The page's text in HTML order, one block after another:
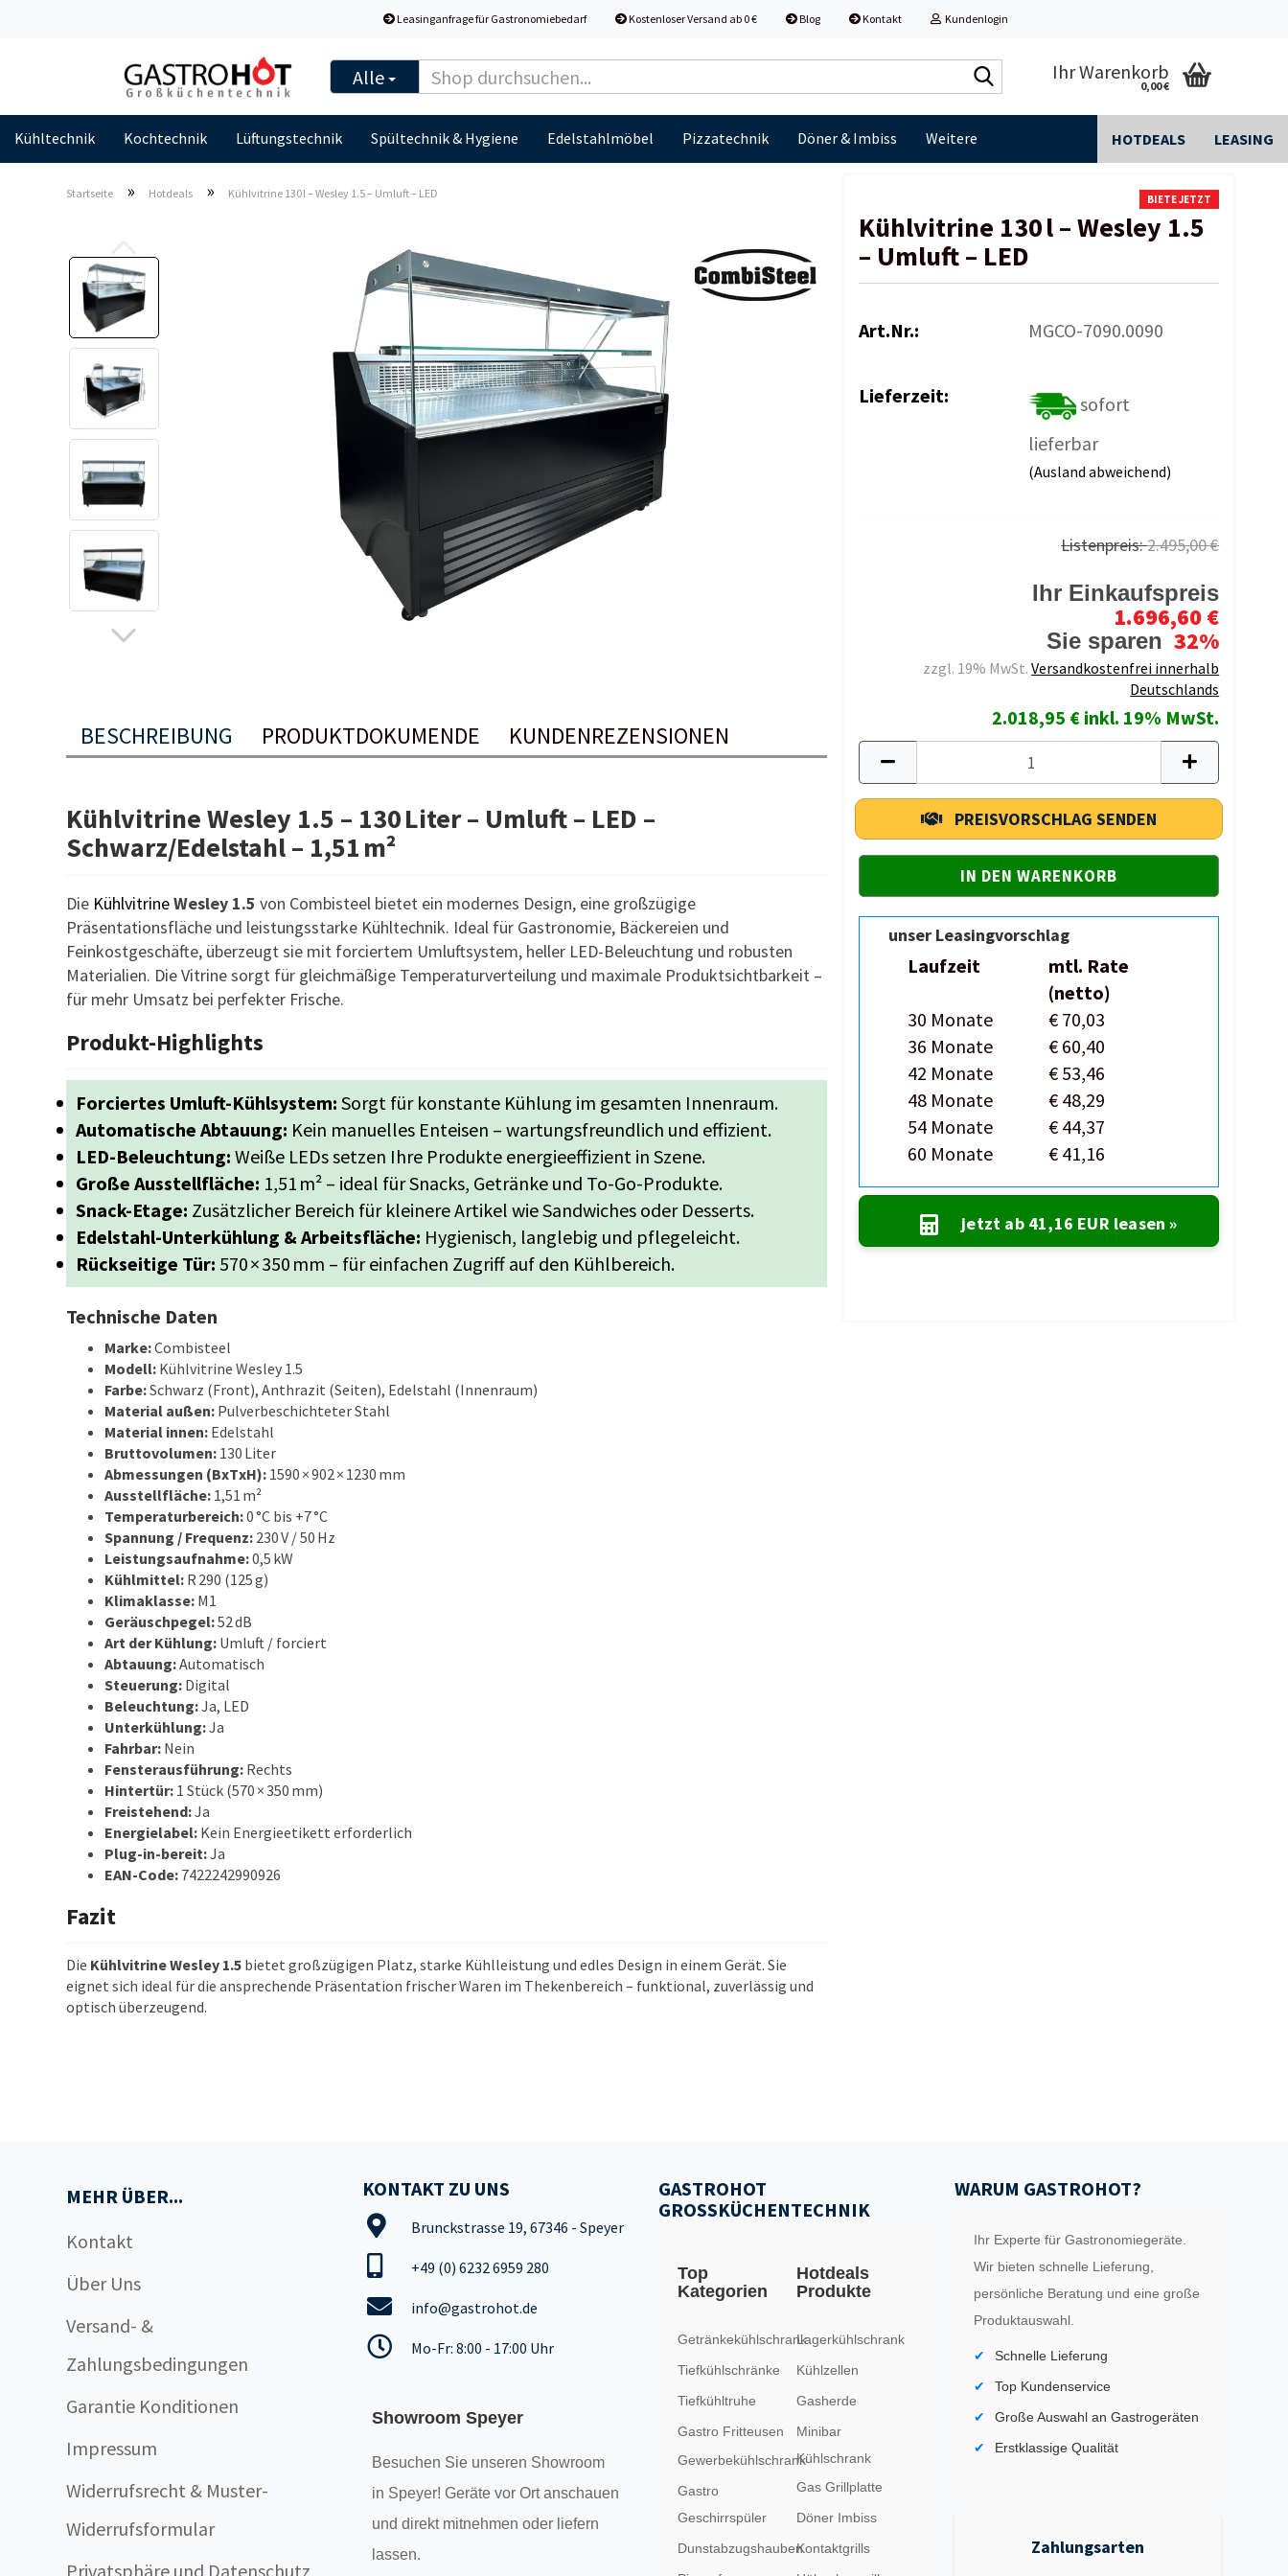
Leasinganfrage für Gastronomiebedarf Kostenloser Versand ab 0 € Blog Kontakt Kundenlogin
Alle
durchsuchen...
Ihr Warenkorb
0,00 €
Kühltechnik Kochtechnik Lüftungstechnik Spültechnik & Hygiene Edelstahlmöbel Pizzatechnik Döner & Imbiss HOTDEALS LEASING
Weitere
Startseite » Hotdeals » Kühlvitrine 130 l – Wesley 1.5 – Umluft – LED BIETE JETZT
Kühlvitrine 130 l – Wesley 1.5
– Umluft – LED
Art.Nr.: MGCO-7090.0090
Lieferzeit:
sofort
lieferbar
(Ausland abweichend)
Listenpreis:2.495,00 €
Ihr Einkaufspreis
1.696,60 €
Sie sparen 32%
zzgl. 19% MwSt.Versandkostenfrei innerhalb
Deutschlands
2.018,95 € inkl. 19% MwSt.
PREISVORSCHLAG SENDEN
unser Leasingvorschlag
Laufzeit
mtl. Rate
(netto)
30 Monate
€ 70,03
36 Monate
€ 60,40
42 Monate
€ 53,46
48 Monate
€ 48,29
54 Monate
€ 44,37
60 Monate
€ 41,16
jetzt ab 41,16 EUR leasen »
BESCHREIBUNG PRODUKTDOKUMENDE KUNDENREZENSIONEN
Kühlvitrine Wesley 1.5 – 130 Liter – Umluft – LED –
Schwarz/Edelstahl – 1,51 m²
Die KühlvitrineWesley 1.5 von Combisteel bietet ein modernes Design, eine großzügige
Präsentationsfläche und leistungsstarke Kühltechnik. Ideal für Gastronomie, Bäckereien und
Feinkostgeschäfte, überzeugt sie mit forciertem Umluftsystem, heller LED-Beleuchtung und robusten
Materialien. Die Vitrine sorgt für gleichmäßige Temperaturverteilung und maximale Produktsichtbarkeit –
für mehr Umsatz bei perfekter Frische.
Produkt-Highlights
Forciertes Umluft-Kühlsystem: Sorgt für konstante Kühlung im gesamten Innenraum.
Automatische Abtauung: Kein manuelles Enteisen – wartungsfreundlich und effizient.
LED-Beleuchtung: Weiße LEDs setzen Ihre Produkte energieeffizient in Szene.
Große Ausstellfläche: 1,51 m² – ideal für Snacks, Getränke und To-Go-Produkte.
Snack-Etage: Zusätzlicher Bereich für kleinere Artikel wie Sandwiches oder Desserts.
Edelstahl-Unterkühlung & Arbeitsfläche: Hygienisch, langlebig und pflegeleicht.
Rückseitige Tür: 570 × 350 mm – für einfachen Zugriff auf den Kühlbereich.
Technische Daten
Marke:Combisteel
Modell:Kühlvitrine Wesley 1.5
Farbe:Schwarz (Front), Anthrazit (Seiten), Edelstahl (Innenraum)
Material außen:Pulverbeschichteter Stahl
Material innen:Edelstahl
Bruttovolumen:130 Liter
Abmessungen (BxTxH):1590 × 902 × 1230 mm
Ausstellfläche:1,51 m²
Temperaturbereich:0 °C bis +7 °C
Spannung / Frequenz:230 V / 50 Hz
Leistungsaufnahme:0,5 kW
Kühlmittel:R 290 (125 g)
Klimaklasse:M1
Geräuschpegel:52 dB
Art der Kühlung:Umluft / forciert
Abtauung:Automatisch
Steuerung:Digital
Beleuchtung:Ja, LED
Unterkühlung:Ja
Fahrbar:Nein
Fensterausführung:Rechts
Hintertür:1 Stück (570 × 350 mm)
Freistehend:Ja
Energielabel:Kein Energieetikett erforderlich
Plug-in-bereit:Ja
EAN-Code:7422242990926
Fazit
Die Kühlvitrine Wesley 1.5bietet großzügigen Platz, starke Kühlleistung und edles Design in einem Gerät. Sie
eignet sich ideal für die ansprechende Präsentation frischer Waren im Thekenbereich – funktional, zuverlässig und
optisch überzeugend.
MEHR ÜBER...
Kontakt
Über Uns
Versand- &
Zahlungsbedingungen
Garantie Konditionen
Impressum
Widerrufsrecht & Muster-
Widerrufsformular
Privatsphäre und Datenschutz
KONTAKT ZU UNS
Brunckstrasse 19, 67346 - Speyer
+49 (0) 6232 6959 280
info@gastrohot.de
Mo-Fr: 8:00 - 17:00 Uhr
Showroom Speyer
Besuchen Sie unseren Showroom
in Speyer! Geräte vor Ort anschauen
und direkt mitnehmen oder liefern
lassen.
GASTROHOT
GROSSKÜCHENTECHNIK
Top
Kategorien
Getränkekühlschrank
Tiefkühlschränke
Tiefkühltruhe
Gastro Fritteusen
Gewerbekühlschrank
Gastro
Geschirrspüler
Dunstabzugshauben
Hotdeals
Produkte
Lagerkühlschrank
Kühlzellen
Gasherde
Minibar
Kühlschrank
Gas Grillplatte
Döner Imbiss
Kontaktgrills
WARUM GASTROHOT?
Ihr Experte für Gastronomiegeräte.
Wir bieten schnelle Lieferung,
persönliche Beratung und eine große
Produktauswahl.
Schnelle Lieferung
Top Kundenservice
Große Auswahl an Gastrogeräten
Erstklassige Qualität
Zahlungsarten